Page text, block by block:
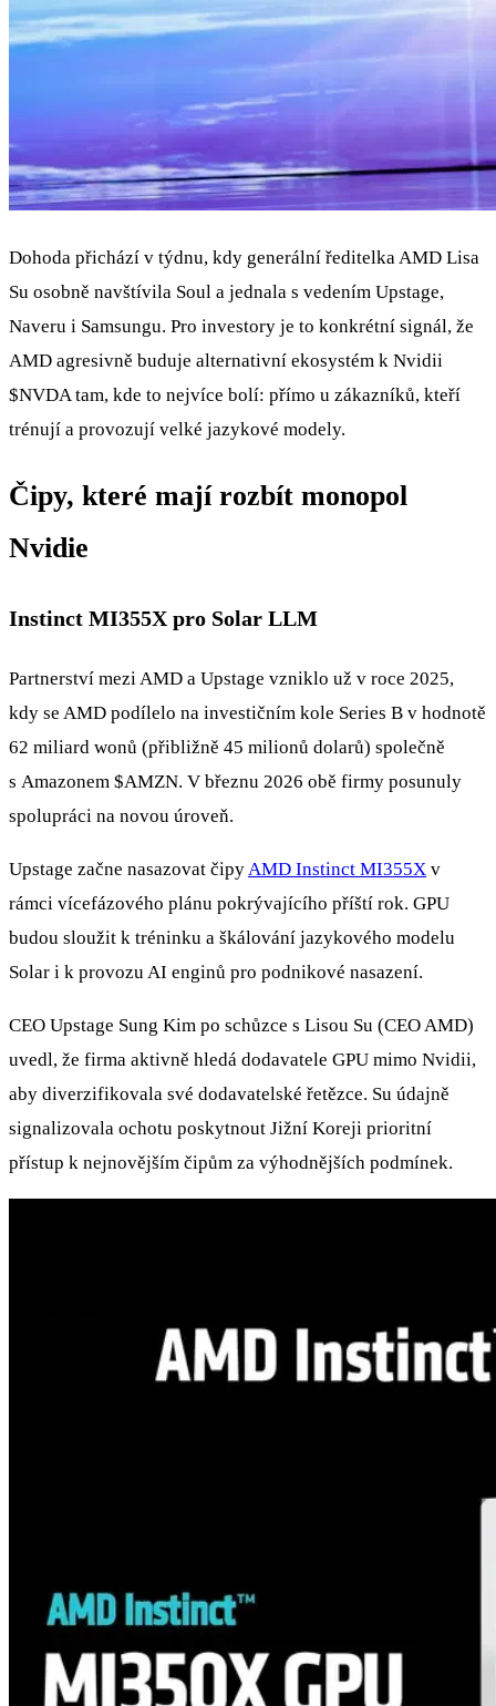
Dohoda přichází v týdnu, kdy generální ředitelka AMD Lisa
Su osobně navštívila Soul a jednala s vedením Upstage,
Naveru i Samsungu. Pro investory je to konkrétní signál, že
AMD agresivně buduje alternativní ekosystém k Nvidii
$NVDAtam, kde to nejvíce bolí: přímo u zákazníků, kteří
trénují a provozují velké jazykové modely.
Čipy, které mají rozbít monopol
Nvidie
Instinct MI355X pro Solar LLM
Partnerství mezi AMD a Upstage vzniklo už v roce 2025,
kdy se AMD podílelo na investičním kole Series B v hodnotě
62 miliard wonů (přibližně 45 milionů dolarů) společně
s Amazonem $AMZN. V březnu 2026 obě firmy posunuly
spolupráci na novou úroveň.
Upstage začne nasazovat čipy AMD Instinct MI355X v
rámci vícefázového plánu pokrývajícího příští rok. GPU
budou sloužit k tréninku a škálování jazykového modelu
Solar i k provozu AI enginů pro podnikové nasazení.
CEO Upstage Sung Kim po schůzce s Lisou Su (CEO AMD)
uvedl, že firma aktivně hledá dodavatele GPU mimo Nvidii,
aby diverzifikovala své dodavatelské řetězce. Su údajně
signalizovala ochotu poskytnout Jižní Koreji prioritní
přístup k nejnovějším čipům za výhodnějších podmínek.